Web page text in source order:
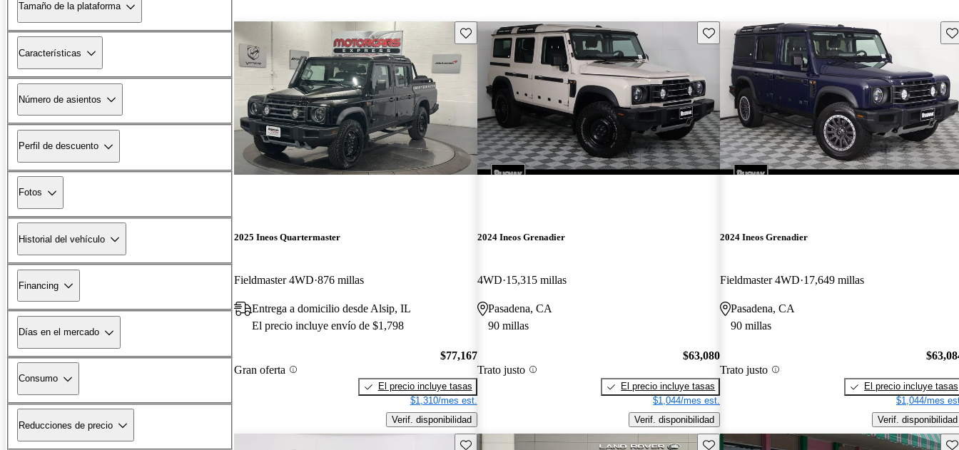
Tamaño de la plataforma
Características
Número de asientos
Perfil de descuento
Fotos
Historial del vehículo
Financing
Días en el mercado
Consumo
Reducciones de precio
Guarda este Aviso
2025 Ineos Quartermaster
Fieldmaster 4WD 876 millas
Entrega a domicilio desde Alsip, IL
El precio incluye envío de $1,798
Gran oferta
$77,167
El precio incluye tasas
$1,310/mes est.
Verif. disponibilidad
Guarda este Aviso
2024 Ineos Grenadier
4WD 15,315 millas
Pasadena, CA
90 millas
Trato justo
$63,080
El precio incluye tasas
$1,044/mes est.
Verif. disponibilidad
2024 Ineos Grenadier
Fieldmaster 4WD 17,649 millas
Pasadena, CA
90 millas
Trato justo
El precio incluye tasas
$1,044/mes
Verif. disponibilidad
Guarda este Aviso Guarda este Aviso